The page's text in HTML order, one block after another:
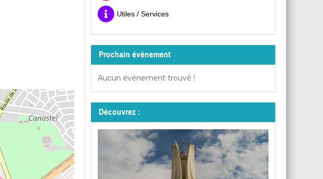
Utiles / Services
Prochain événement
Aucun événement trouvé !
Découvrez :